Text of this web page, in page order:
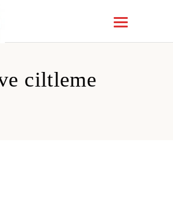
ciltleme